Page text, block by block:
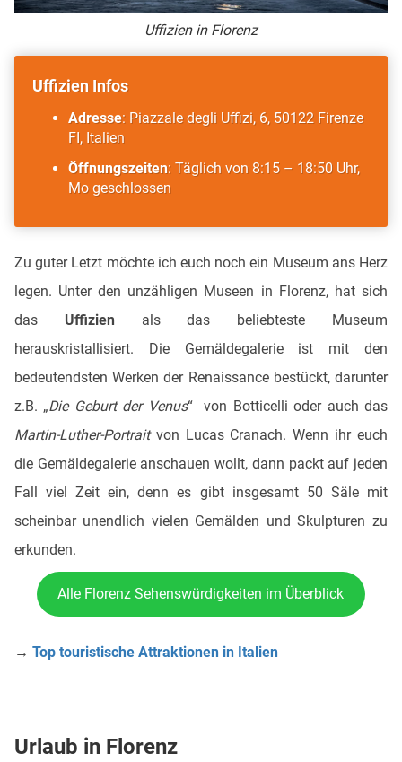
Uffizien in Florenz
Uffizien Infos
Adresse: Piazzale degli Uffizi, 6, 50122 Firenze
FI, Italien
Öffnungszeiten: Täglich von 8:15 – 18:50 Uhr,
Mo geschlossen
Zu guter Letzt möchte ich euch noch ein Museum ans Herz
legen. Unter den unzähligen Museen in Florenz, hat sich
das Uffizienals das beliebteste Museum
herauskristallisiert. Die Gemäldegalerie ist mit den
bedeutendsten Werken der Renaissance bestückt, darunter
z.B. „Die Geburt der Venus“ von Botticelli oder auch das
Martin-Luther-Portraitvon Lucas Cranach. Wenn ihr euch
die Gemäldegalerie anschauen wollt, dann packt auf jeden
Fall viel Zeit ein, denn es gibt insgesamt 50 Säle mit
scheinbar unendlich vielen Gemälden und Skulpturen zu
erkunden.
Alle Florenz Sehenswürdigkeiten im Überblick
→ Top touristische Attraktionen in Italien
Urlaub in Florenz